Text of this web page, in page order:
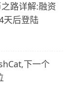
路详解:融资
天后登陆
下一个